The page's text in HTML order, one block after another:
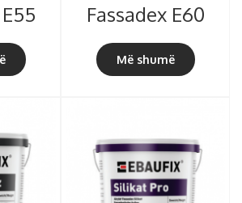
Fassadex E60
Më shumë